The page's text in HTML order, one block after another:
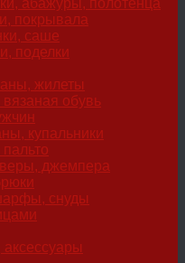
абажуры, полотенца
покрывала
саше
поделки
жилеты
вязаная обувь
купальники
джемпера
снуды